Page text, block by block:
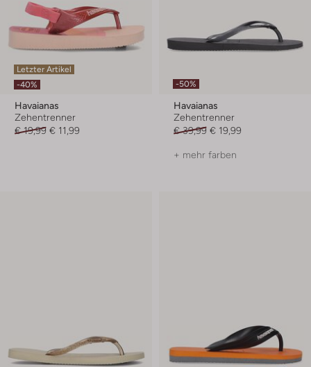
Letzter Artikel
-40%
Havaianas
Zehentrenner
€ 19,99 € 11,99
-50%
Havaianas
Zehentrenner
€ 39,99 € 19,99
+ mehr farben